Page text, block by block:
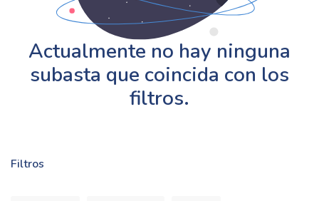
Filtros
Actualmente no hay ninguna
subasta que coincida con los
filtros.